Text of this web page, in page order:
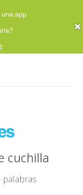
app
cuchilla
palabras